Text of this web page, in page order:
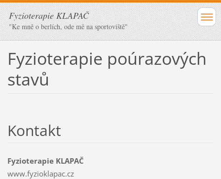
Fyzioterapie KLAPAČ
"Ke mně o berlích, ode mě na sportoviště"
Fyzioterapie poúrazových
stavů
Kontakt
Fyzioterapie KLAPAČ
www.fyzioklapac.cz